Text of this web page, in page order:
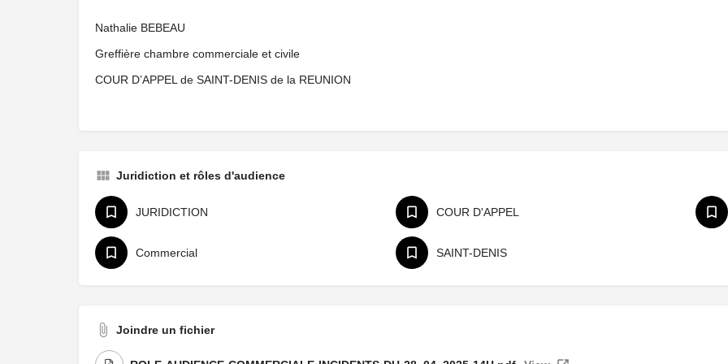
Nathalie BEBEAU
Greffière chambre commerciale et civile
COUR D’APPEL de SAINT-DENIS de la REUNION
Juridiction et rôles d'audience
JURIDICTION COUR D'APPEL
Commercial SAINT-DENIS
Joindre un fichier